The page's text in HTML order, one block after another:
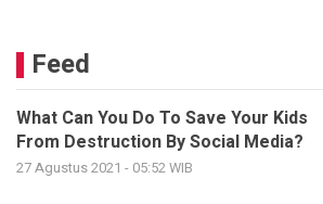
Feed
What Can You Do To Save Your Kids
From Destruction By Social Media?
27 Agustus 2021 - 05:52 WIB